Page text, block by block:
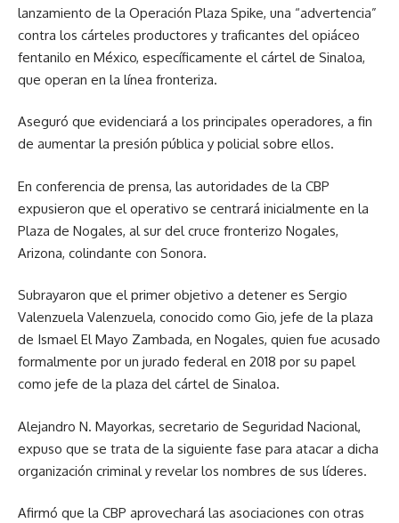
lanzamiento de la Operación Plaza Spike, una “advertencia”
contra los cárteles productores y traficantes del opiáceo
fentanilo en México, específicamente el cártel de Sinaloa,
que operan en la línea fronteriza.
Aseguró que evidenciará a los principales operadores, a fin
de aumentar la presión pública y policial sobre ellos.
En conferencia de prensa, las autoridades de la CBP
expusieron que el operativo se centrará inicialmente en la
Plaza de Nogales, al sur del cruce fronterizo Nogales,
Arizona, colindante con Sonora.
Subrayaron que el primer objetivo a detener es Sergio
Valenzuela Valenzuela, conocido como Gio, jefe de la plaza
de Ismael El Mayo Zambada, en Nogales, quien fue acusado
formalmente por un jurado federal en 2018 por su papel
como jefe de la plaza del cártel de Sinaloa.
Alejandro N. Mayorkas, secretario de Seguridad Nacional,
expuso que se trata de la siguiente fase para atacar a dicha
organización criminal y revelar los nombres de sus líderes.
Afirmó que la CBP aprovechará las asociaciones con otras